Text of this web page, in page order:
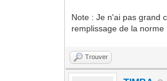
Note : Je n'ai pas grand
remplissage de la
Trouver